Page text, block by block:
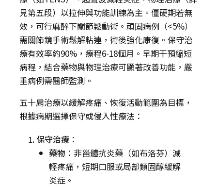
見第五段）以拉伸與功能訓練為主。僵硬期若無
效，可行麻醉下關節鬆動術。頑固病例（<5%）
需關節鏡手術鬆解粘連，術後強化康復。保守治
療有效率約90%，療程6-18個月。早期干預縮短
病程，結合藥物與物理治療可顯著改善功能，嚴
重病例需醫師監測。
五十肩治療以緩解疼痛、恢復活動範圍為目標，
根據病期選擇保守或侵入性療法：
保守治療 ：
藥物 ：非甾體抗炎藥（如布洛芬）減
輕疼痛，短期口服或局部類固醇緩解
炎症。